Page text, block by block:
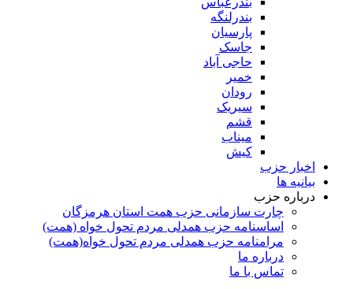
بندرلنگه
پارسیان
جاسک
حاجی آباد
خمیر
رودان
سیریک
قشم
میناب
کیش
اخبار حزب
بیانیه ها
درباره حزب
چارت سازمانی حزب همت استان هرمزگان
اساسنامه حزب همدلی مردم تحول خواه (همت)
مرامنامه حزب همدلی مردم تحول خواه(همت)
درباره ما
تماس با ما